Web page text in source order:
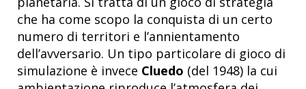
che ha come scopo la conquista di un certo
numero di territori e l’annientamento
dell’avversario. Un tipo particolare di gioco di
simulazione è invece Cluedo (del 1948) la cui